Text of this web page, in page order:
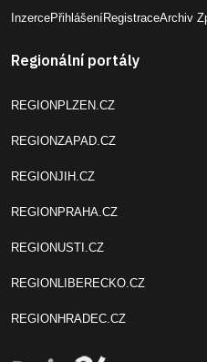
InzercePřihlášeníRegistraceArchiv
Regionální portály
REGIONPLZEN.CZ
REGIONZAPAD.CZ
REGIONJIH.CZ
REGIONPRAHA.CZ
REGIONUSTI.CZ
REGIONLIBERECKO.CZ
REGIONHRADEC.CZ